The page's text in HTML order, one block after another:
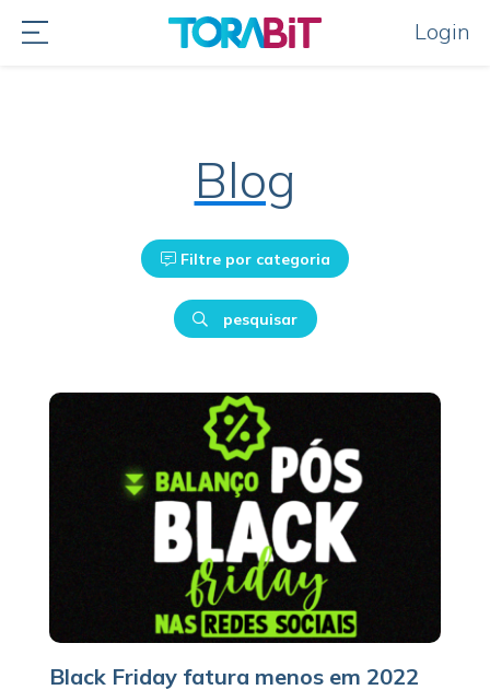
Login
Blog
Filtre por categoria
pesquisar
Black Friday fatura menos em 2022